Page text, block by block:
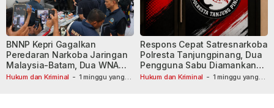
Hukum dan Kriminal - 1 minggu yang
BNNP Kepri Gagalkan
Peredaran Narkoba Jaringan
Malaysia-Batam, Dua WNA
Masih Diburu
Hukum dan Kriminal - 1 minggu yang
Respons Cepat Satresnarkoba
Polresta Tanjungpinang, Dua
Pengguna Sabu Diamankan
Usai Dilaporkan ke Call Center